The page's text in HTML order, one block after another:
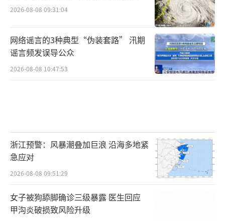
2026-08-08 09:31:04
网络谣言的3种典型“伪装套路” 汛期
谣言频发误导公众
2026-08-08 10:47:53
浙江预警：风暴潮叠加巨浪 沿海多地紧
急应对
2026-08-08 09:51:29
女子被狗舔脚确诊三级暴露 医生回应
甲沟炎破损致风险升级